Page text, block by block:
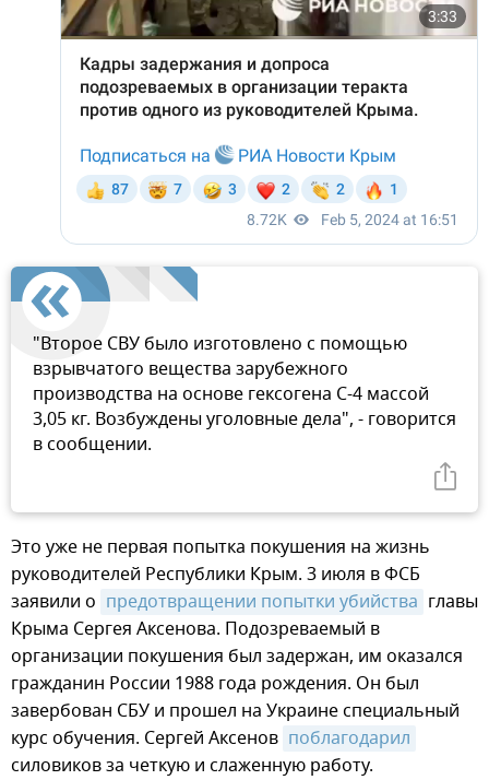
"Второе СВУ было изготовлено с помощью
взрывчатого вещества зарубежного
производства на основе гексогена С-4 массой
3,05 кг. Возбуждены уголовные дела", - говорится
в сообщении.
Это уже не первая попытка покушения на жизнь
руководителей Республики Крым. 3 июля в ФСБ
заявили о предотвращении попытки убийства главы
Крыма Сергея Аксенова. Подозреваемый в
организации покушения был задержан, им оказался
гражданин России 1988 года рождения. Он был
завербован СБУ и прошел на Украине специальный
курс обучения. Сергей Аксенов поблагодарил
силовиков за четкую и слаженную работу.